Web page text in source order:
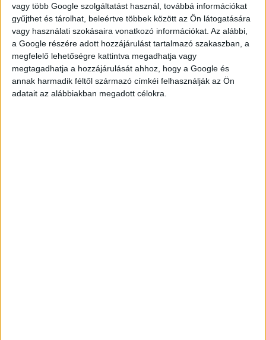
vagy több Google szolgáltatást használ, továbbá információkat
gyűjthet és tárolhat, beleértve többek között az Ön látogatására
vagy használati szokásaira vonatkozó információkat. Az alábbi,
a Google részére adott hozzájárulást tartalmazó szakaszban, a
megfelelő lehetőségre kattintva megadhatja vagy
megtagadhatja a hozzájárulását ahhoz, hogy a Google és
annak harmadik féltől származó címkéi felhasználják az Ön
adatait az alábbiakban megadott célokra.
TOVÁBBI
HELYSZÍNEK